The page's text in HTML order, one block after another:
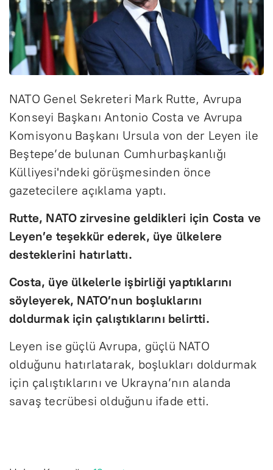
NATO Genel Sekreteri Mark Rutte, Avrupa
Konseyi Başkanı Antonio Costa ve Avrupa
Komisyonu Başkanı Ursula von der Leyen ile
Beştepe’de bulunan Cumhurbaşkanlığı
Külliyesi'ndeki görüşmesinden önce
gazetecilere açıklama yaptı.
Rutte, NATO zirvesine geldikleri için Costa ve
Leyen’e teşekkür ederek, üye ülkelere
desteklerini hatırlattı.
Costa, üye ülkelerle işbirliği yaptıklarını
söyleyerek, NATO’nun boşluklarını
doldurmak için çalıştıklarını belirtti.
Leyen ise güçlü Avrupa, güçlü NATO
olduğunu hatırlatarak, boşlukları doldurmak
için çalıştıklarını ve Ukrayna’nın alanda
savaş tecrübesi olduğunu ifade etti.